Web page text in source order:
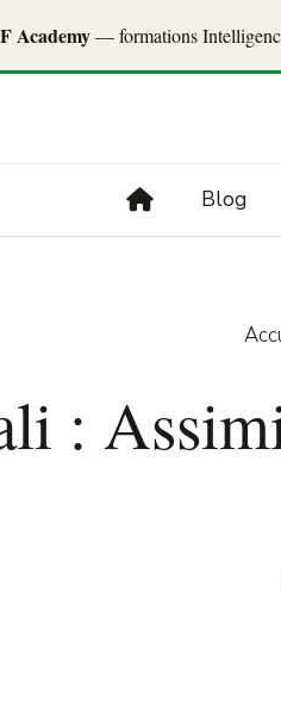
Academy— formations
Blog
: